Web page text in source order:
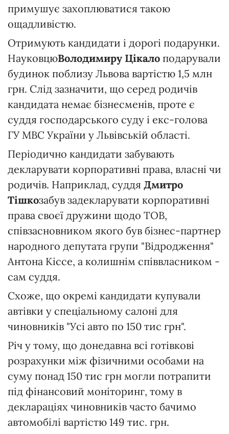
примушує захоплюватися такою
ощадливістю.
Отримують кандидати і дорогі подарунки.
НауковцюВолодимиру Цікало подарували
будинок поблизу Львова вартістю 1,5 млн
грн. Слід зазначити, що серед родичів
кандидата немає бізнесменів, проте є
суддя господарського суду і екс-голова
ГУ МВС України у Львівській області.
Періодично кандидати забувають
декларувати корпоративні права, власні чи
родичів. Наприклад, суддя Дмитро
Тішкозабув задекларувати корпоративні
права своєї дружини щодо ТОВ,
співзасновником якого був бізнес-партнер
народного депутата групи "Відродження"
Антона Кіссе, а колишнім співвласником -
сам суддя.
Схоже, що окремі кандидати купували
автівки у спеціальному салоні для
чиновників "Усі авто по 150 тис грн".
Річ у тому, що донедавна всі готівкові
розрахунки між фізичними особами на
суму понад 150 тис грн могли потрапити
під фінансовий моніторинг, тому в
деклараціях чиновників часто бачимо
автомобілі вартістю 149 тис. грн.